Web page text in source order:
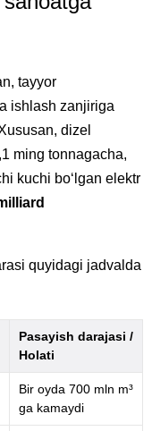
tayyor
ishlash zanjiriga
dizel
ming tonnagacha,
kuchi bo‘lgan elektr
quyidagi jadvalda
Pasayish darajasi /
Holati
Bir oyda 700 mln m³
ga kamaydi